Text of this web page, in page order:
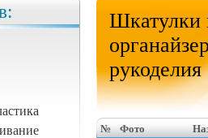
Шкатулки
рукоделия
№ Фото